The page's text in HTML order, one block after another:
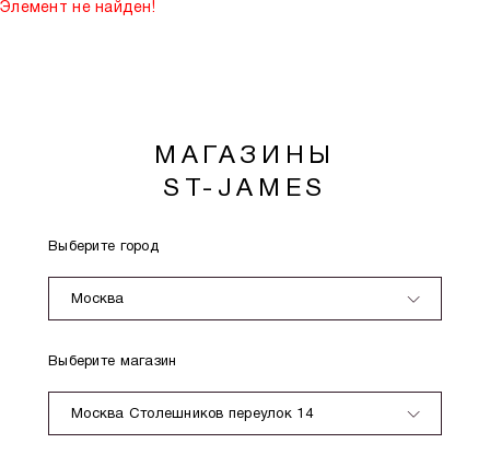
Элемент не найден!
МАГАЗИНЫ
ST-JAMES
Выберите город
Москва
Выберите магазин
Москва Столешников переулок 14